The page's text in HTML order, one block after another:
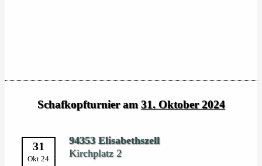
Schafkopfturnier am 31. Oktober 2024
31
Okt 24
94353 Elisabethszell
Kirchplatz 2